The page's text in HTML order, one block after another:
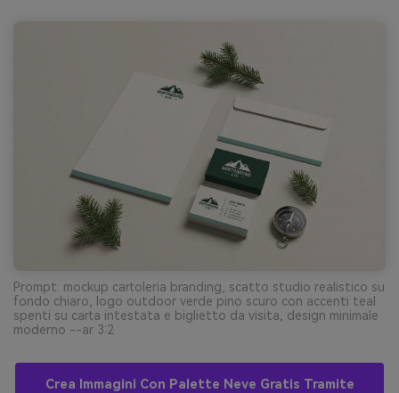
Prompt: mockup cartoleria branding, scatto studio realistico su
fondo chiaro, logo outdoor verde pino scuro con accenti teal
spenti su carta intestata e biglietto da visita, design minimale
moderno --ar 3:2
Crea Immagini Con Palette Neve Gratis Tramite